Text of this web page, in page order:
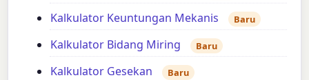
Kalkulator Keuntungan Mekanis Baru
Kalkulator Bidang Miring Baru
Kalkulator Gesekan Baru